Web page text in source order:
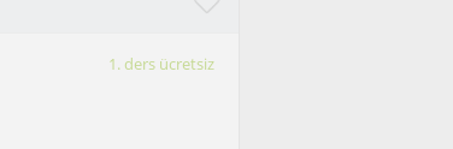
1. ders ücretsiz